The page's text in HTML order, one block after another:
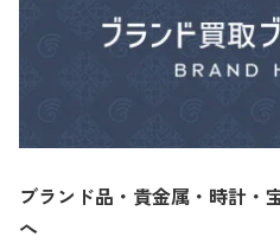
ブランド品・貴金属・時計・
へ